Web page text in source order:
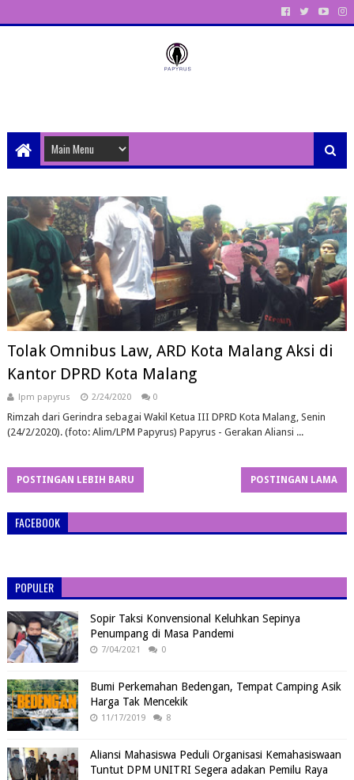
Tolak Omnibus Law, ARD Kota Malang Aksi di
Kantor DPRD Kota Malang
lpm papyrus 2/24/2020 0
Rimzah dari Gerindra sebagai Wakil Ketua III DPRD Kota Malang, Senin
(24/2/2020). (foto: Alim/LPM Papyrus) Papyrus - Gerakan Aliansi ...
POSTINGAN LEBIH BARU POSTINGAN LAMA
FACEBOOK
POPULER
Sopir Taksi Konvensional Keluhkan Sepinya
Penumpang di Masa Pandemi
7/04/2021 0
Bumi Perkemahan Bedengan, Tempat Camping Asik
Harga Tak Mencekik
11/17/2019 8
Aliansi Mahasiswa Peduli Organisasi Kemahasiswaan
Tuntut DPM UNITRI Segera adakan Pemilu Raya